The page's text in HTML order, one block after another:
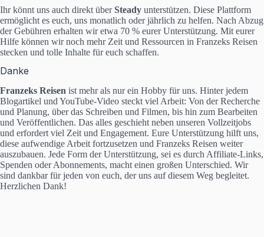
Ihr könnt uns auch direkt überSteady unterstützen. Diese Plattform
ermöglicht es euch, uns monatlich oder jährlich zu helfen. Nach Abzug
der Gebühren erhalten wir etwa 70 % eurer Unterstützung. Mit eurer
Hilfe können wir noch mehr Zeit und Ressourcen in Franzeks Reisen
stecken und tolle Inhalte für euch schaffen.
Danke
Franzeks Reisen ist mehr als nur ein Hobby für uns. Hinter jedem
Blogartikel und YouTube-Video steckt viel Arbeit: Von der Recherche
und Planung, über das Schreiben und Filmen, bis hin zum Bearbeiten
und Veröffentlichen. Das alles geschieht neben unseren Vollzeitjobs
und erfordert viel Zeit und Engagement. Eure Unterstützung hilft uns,
diese aufwendige Arbeit fortzusetzen und Franzeks Reisen weiter
auszubauen. Jede Form der Unterstützung, sei es durch Affiliate-Links,
Spenden oder Abonnements, macht einen großen Unterschied. Wir
sind dankbar für jeden von euch, der uns auf diesem Weg begleitet.
Herzlichen Dank!